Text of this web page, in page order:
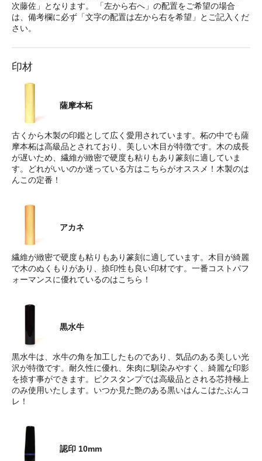
次藤佐」となります。 「左から右へ」の配置をご希望の場合
は、備考欄に必ず「文字の配置は左から右を希望」とご記入くだ
さい。
印材
薩摩本柘
古くから木製の印鑑として広く愛用されています。柘の中でも薩
摩本柘は高級品とされており、美しい木目が特徴です。木の成長
が遅いため、繊維が緻密で硬度も粘りもあり篆刻に適していま
す。どれがいいのか迷っている方はこちらがオススメ！木製のは
んこの定番！
アカネ
繊維が緻密で硬度も粘りもあり篆刻に適しています。木目が綺麗
で木のぬくもりがあり、捺印性も良い印材です。一番コストパフ
ォーマンスに優れているのはこちら！
黒水牛
黒水牛は、水牛の角を加工したものであり、気品のある美しい光
沢が特徴です。耐久性に優れ、朱肉に馴染みやすく、綺麗な印影
を捺す事ができます。ピクスタンプでは高級品とされる芯持極上
のみ使用いたします。いつか見た艶のある黒いはんこはたぶんコ
レ！
認印 10mm